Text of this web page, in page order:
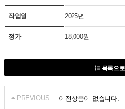
작업일 2025년
정가 18,000원
목록으로
PREVIOUS 이전상품이 없습니다.